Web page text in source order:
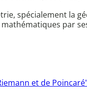
spécialement la
par
et de